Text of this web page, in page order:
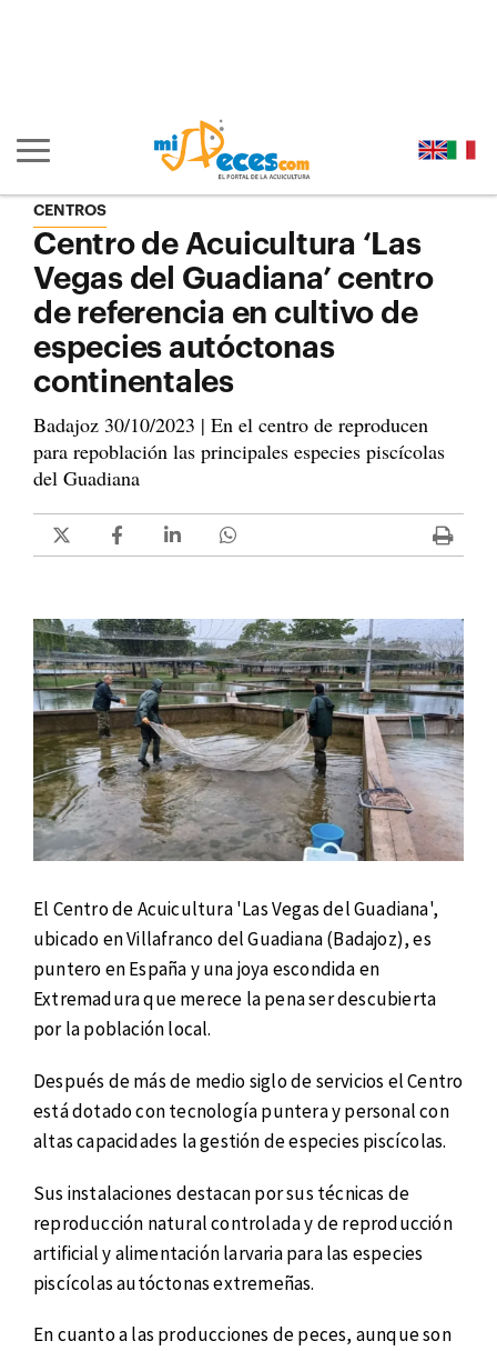
Mostrar/ocultar navegación principal
CENTROS
Centro de Acuicultura ‘Las
Vegas del Guadiana’ centro
de referencia en cultivo de
especies autóctonas
continentales
Badajoz 30/10/2023 | En el centro de reproducen
para repoblación las principales especies piscícolas
del Guadiana
El Centro de Acuicultura 'Las Vegas del Guadiana',
ubicado en Villafranco del Guadiana (Badajoz), es
puntero en España y una joya escondida en
Extremadura que merece la pena ser descubierta
por la población local.
Después de más de medio siglo de servicios el Centro
está dotado con tecnología puntera y personal con
altas capacidades la gestión de especies piscícolas.
Sus instalaciones destacan por sus técnicas de
reproducción natural controlada y de reproducción
artificial y alimentación larvaria para las especies
piscícolas autóctonas extremeñas.
En cuanto a las producciones de peces, aunque son